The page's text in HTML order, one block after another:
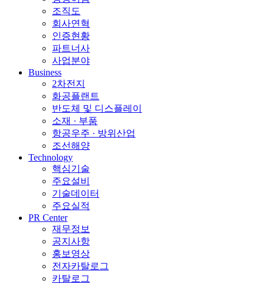
조직도
회사연혁
인증현황
파트너사
사업분야
Business
2차전지
화공플랜트
반도체 및 디스플레이
소재 · 부품
항공우주 · 방위산업
조선해양
Technology
핵심기술
주요설비
기술데이터
주요실적
PR Center
재무정보
공지사항
홍보영상
전자카탈로그
카탈로그